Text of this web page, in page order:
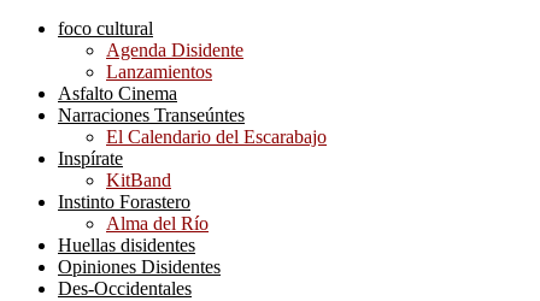
foco cultural
Agenda Disidente
Lanzamientos
Asfalto Cinema
Narraciones Transeúntes
El Calendario del Escarabajo
Inspírate
KitBand
Instinto Forastero
Alma del Río
Huellas disidentes
Opiniones Disidentes
Des-Occidentales